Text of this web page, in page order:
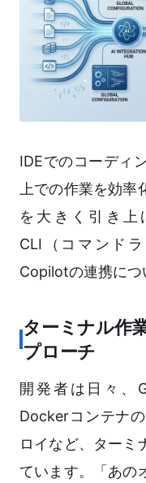
IDEでのコーディ
上での作業を効率
を大きく引き上
CLI（コマンド
Copilotの連携につ
ターミナル作
プローチ
開発者は日々、
Dockerコンテナ
ロイなど、ターミ
ています。「あの